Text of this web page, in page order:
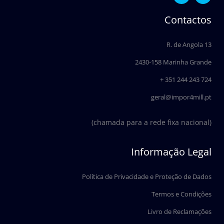
c
e
b
o
k
n
k
e
i
n
Contactos
R. de Angola 13
2430-158 Marinha Grande
+ 351 244 243 724
geral@impor4mill.pt
(chamada para a rede fixa nacional)
Informação Legal
Política de Privacidade e Proteção de Dados
Termos e Condições
Livro de Reclamações